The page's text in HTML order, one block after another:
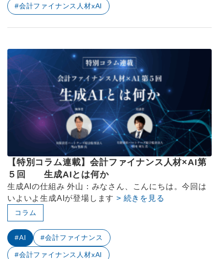
#会計ファイナンス人材xAI
【特別コラム連載】会計ファイナンス人材×AI第
５回 生成AIとは何か
生成AIの仕組み 外山：みなさん、こんにちは。今回は
いよいよ生成AIが登場します > 続きを見る
コラム
#AI #会計ファイナンス
#会計ファイナンス人材xAI